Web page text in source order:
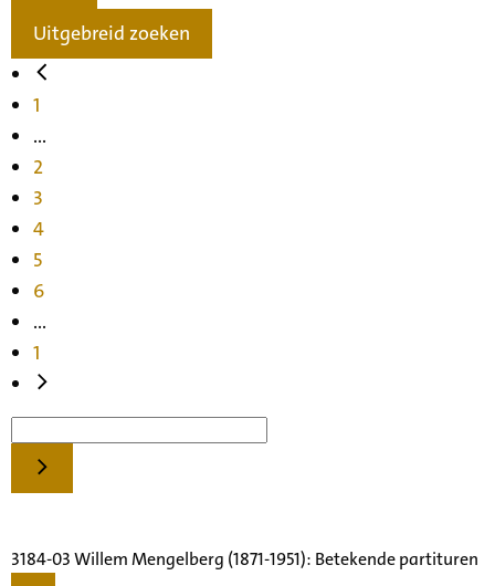
Uitgebreid zoeken
1
...
2
3
4
5
6
...
1
3184-03 Willem Mengelberg (1871-1951): Betekende partituren